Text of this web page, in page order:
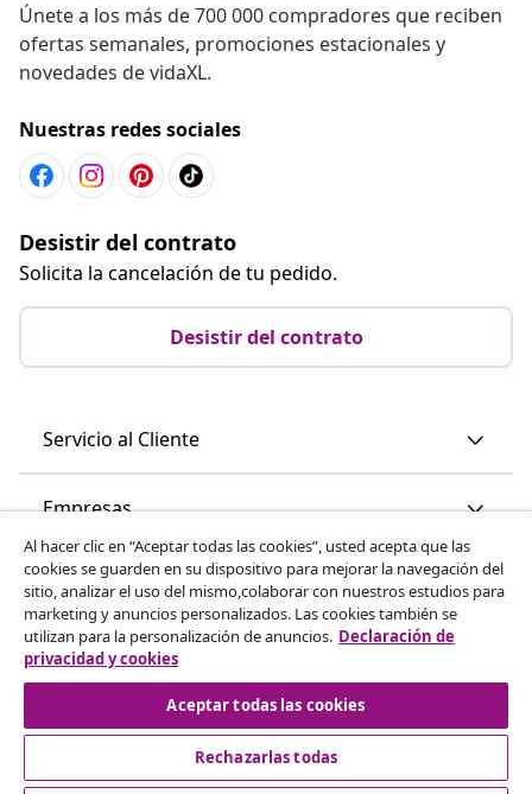
Únete a los más de 700 000 compradores que reciben
ofertas semanales, promociones estacionales y
novedades de vidaXL.
Nuestras redes sociales
Desistir del contrato
Solicita la cancelación de tu pedido.
Desistir del contrato
Servicio al Cliente
Empresas
vidaXL
Descubre mas
Al hacer clic en “Aceptar todas las cookies”, usted acepta que las
cookies se guarden en su dispositivo para mejorar la navegación del
sitio, analizar el uso del mismo,colaborar con nuestros estudios para
marketing y anuncios personalizados. Las cookies también se
utilizan para la personalización de anuncios. Declaración de
privacidad y cookies
Aceptar todas las cookies
Rechazarlas todas